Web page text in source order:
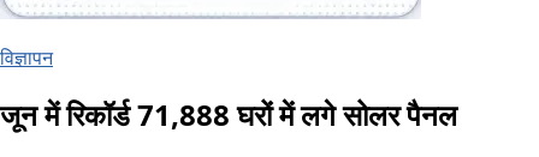
विज्ञापन
जून में रिकॉर्ड 71,888 घरों में लगे सोलर पैनल